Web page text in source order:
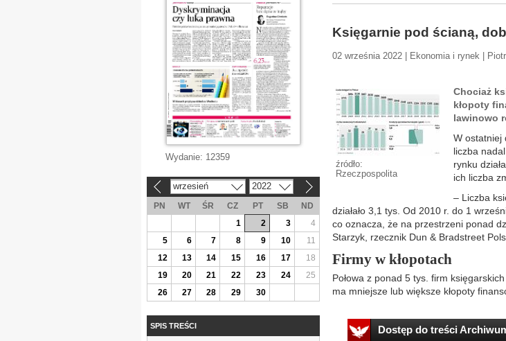
Księgarnie pod ścianą,
02 września 2022 | Ekonomia i rynek |
źródło:
Rzeczpospolita
Chociaż
kłopoty
lawinowo
W ostatniej
liczba
rynku
ich liczba
– Liczba
działało 3,1 tys. Od 2010 r. do 1
co oznacza, że na przestrzeni ponad
Starzyk, rzecznik Dun & Bradstreet
Firmy w kłopotach
Połowa z ponad 5 tys. firm
ma mniejsze lub większe kłopoty
Dostęp do treści
Wydanie: 12359
wrzesień 2022
PN WT ŚR CZ PT SB
ND
1
2 3
4
5
6 7 8 9 10
11
12
13 14 15 16 17
18
19
20 21 22 23 24
25
26
27 28 29 30
SPIS TREŚCI